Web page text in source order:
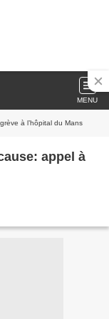
MENU
à l’hôpital du Mans
appel à